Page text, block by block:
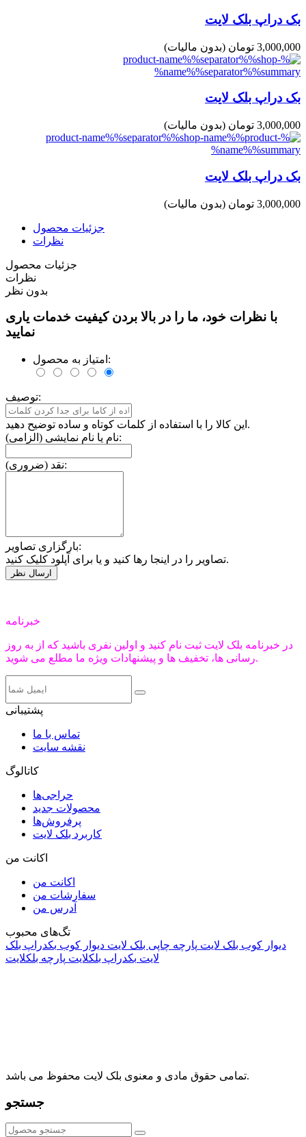
بک دراپ بلک لایت
3,000,000 تومان (بدون مالیات)
بک دراپ بلک لایت
3,000,000 تومان (بدون مالیات)
بک دراپ بلک لایت
3,000,000 تومان (بدون مالیات)
جزئیات محصول
نظرات
جزئیات محصول
نظرات
بدون نظر
با نظرات خود، ما را در بالا بردن کیفیت خدمات یاری
نمایید
امتیاز به محصول:
توصیف:
این کالا را با استفاده از کلمات کوتاه و ساده توضیح دهید.
نام یا نام نمایشی (الزامی):
نقد (ضروری):
بارگزاری تصاویر:
تصاویر را در اینجا رها کنید و یا برای آپلود کلیک کنید.
خبرنامه
در خبرنامه بلک لایت ثبت نام کنید و اولین نفری باشید که از به روز
رسانی ها، تخفیف ها و پیشنهادات ویژه ما مطلع می شوید.
پشتیبانی
تماس با ما
نقشه سایت
کاتالوگ
حراجی‌ها
محصولات جدید
پرفروش‌ها
کاربرد بلک لایت
اکانت من
اکانت من
سفارشات من
آدرس من
تگ‌های محبوب
دیوار کوب بلک لایت پارچه چاپی بلک لایت دیوار کوب بکدراپ بلک
لایت بکدراپ بلکلایت پارچه بلکلایت
تمامی حقوق مادی و معنوی بلک لایت محفوظ می باشد.
جستجو